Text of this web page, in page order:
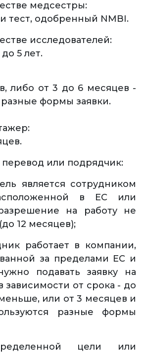
медсестры:
тест, одобренный NMBI.
исследователей:
5 лет.
либо от 3 до 6 месяцев -
разные формы заявки.
или подрядчик:
является сотрудником
в ЕС или
на работу не
12 месяцев);
работает в компании,
за пределами ЕС и
подавать заявку на
зависимости от срока - до
или от 3 месяцев и
разные формы
цели или